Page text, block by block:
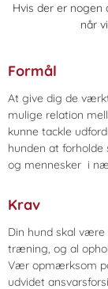
Hvis der er
når
Formål
At give dig de
mulige relation
kunne tackle
hunden at
og mennesker i
Krav
Din hund skal
træning, og al
Vær opmærksom
udvidet